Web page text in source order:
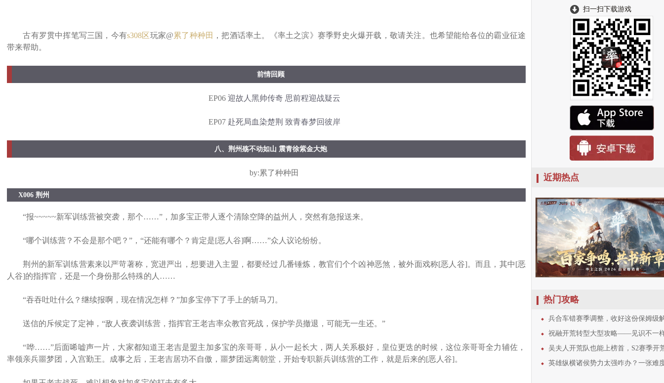
古有罗贯中挥笔写三国，今有s308区玩家@累了种种田 ，把酒话率土。《率土之滨》赛季野史火爆开载，敬请关注。也希望能给各位的霸业征途
带来帮助。
前情回顾
EP06 迎故人黑帅传奇 思前程迎战疑云
EP07 赴死局血染楚荆 致青春梦回彼岸
八、荆州殇不动如山 震青徐紫金大炮
by:累了种种田
X006 荆州
“报~~~~~新军训练营被突袭，那个……”，加多宝正带人逐个清除空降的益州人，突然有急报送来。
“哪个训练营？不会是那个吧？”，“还能有哪个？肯定是[恶人谷]啊……”众人议论纷纷。
荆州的新军训练营素来以严苛著称，宽进严出，想要进入主盟，都要经过几番锤炼，教官们个个凶神恶煞，被外面戏称[恶人谷]。而且，其中[恶
人谷]的指挥官，还是一个身份那么特殊的人……
“吞吞吐吐什么？继续报啊，现在情况怎样？”加多宝停下了手上的斩马刀。
送信的斥候定了定神，“敌人夜袭训练营，指挥官王老吉率众教官死战，保护学员撤退，可能无一生还。”
“哗……”后面唏嘘声一片，大家都知道王老吉是盟主加多宝的亲哥哥，从小一起长大，两人关系极好，皇位更迭的时候，这位亲哥哥全力辅佐，
率领亲兵噩梦团，入宫勤王。成事之后，王老吉居功不自傲，噩梦团远离朝堂，开始专职新兵训练营的工作，就是后来的[恶人谷]。
扫一扫下载游戏
近期热点
热门攻略
兵合车错赛季调整，收好这份保姆级解读和
祝融开荒转型大型攻略——见识不一样的“攻其不备
吴夫人开荒队也能上榜首，S2赛季开荒细节全
英雄纵横诸侯势力太强咋办？一张难度表解决所